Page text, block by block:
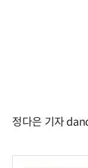
정다은 기자